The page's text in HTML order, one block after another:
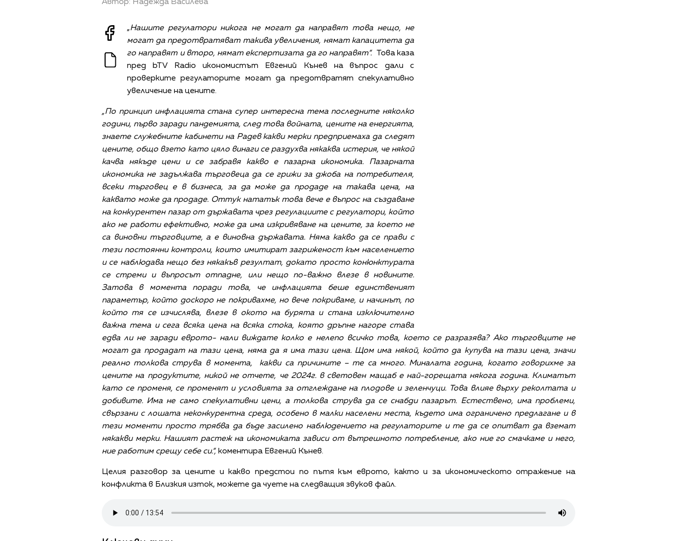
Автор: Надежда Василева
„Нашите регулатори никога не могат да направят това нещо, не
могат да предотвратяват такива увеличения, нямат капацитета да
го направят и второ, нямат експертизата да го направят“.Това каза
пред bTV Radio икономистът Евгений Кънев на въпрос дали с
проверките регулаторите могат да предотвратят спекулативно
увеличение на цените.
„По принцип инфлацията стана супер интересна тема последните няколко
години, първо заради пандемията, след това войната, цените на енергията,
знаете служебните кабинети на Радев какви мерки предприемаха да следят
цените, общо взето като цяло винаги се раздухва някаква истерия, че някой
качва някъде цени и се забравя какво е пазарна икономика. Пазарната
икономика не задължава търговеца да се грижи за джоба на потребителя,
всеки търговец е в бизнеса, за да може да продаде на такава цена, на
каквато може да продаде. Оттук нататък това вече е въпрос на създаване
на конкурентен пазар от държавата чрез регулациите с регулатори, който
ако не работи ефективно, може да има изкривяване на цените, за което не
са виновни търговците, а е виновна държавата. Няма какво да се прави с
тези постоянни контроли, които имитират загриженост към населението
и се наблюдава нещо без някакъв резултат, докато просто конюнктурата
се стреми и въпросът отпадне, или нещо по-важно влезе в новините.
Затова в момента поради това, че инфлацията беше единственият
параметър, който доскоро не покривахме, но вече покриваме, и начинът, по
който тя се изчислява, влезе в окото на бурята и стана изключително
важна тема и сега всяка цена на всяка стока, която дръпне нагоре става
едва ли не заради еврото- нали виждате колко е нелепо всичко това, което се разразява? Ако търговците не
могат да продадат на тази цена, няма да я има тази цена. Щом има някой, който да купува на тази цена, значи
реално толкова струва в момента, какви са причините – те са много. Миналата година, когато говорихме за
цените на продуктите, никой не отчете, че 2024г. в световен мащаб е най-горещата някога година. Климатът
като се променя, се променят и условията за отглеждане на плодове и зеленчуци. Това влияе върху реколтата и
добивите. Има не само спекулативни цени, а толкова струва да се снабди пазарът. Естествено, има проблеми,
свързани с лошата неконкурентна среда, особено в малки населени места, където има ограничено предлагане и в
тези моменти просто трябва да бъде засилено наблюдението на регулаторите и те да се опитват да вземат
някакви мерки. Нашият растеж на икономиката зависи от вътрешното потребление, ако ние го смачкаме и него,
ние работим срещу себе си.“, коментира Евгений Кънев.
Целия разговор за цените и какво предстои по пътя към еврото, както и за икономическото отражение на
конфликта в Близкия изток, можете да чуете на следващия звуков файл.